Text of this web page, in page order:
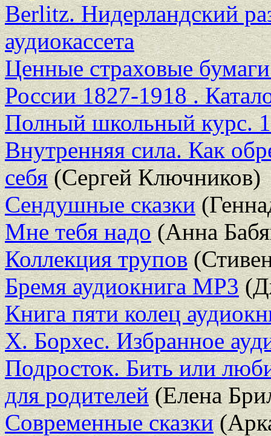
Berlitz. Нидерландский
аудиокассета
Ценные страховые
России 1827-1918 .
Полный школьный курс.
Внутренняя сила. Как
себя(Сергей Ключников)
Сендушные сказки
Мне тебя надо(Анна
Коллекция трупов
Бремя аудиокнига MP3
Книга пяти колец
Х. Борхес. Избранное
Подросток. Бить или
для родителей(Елена
Современные сказки